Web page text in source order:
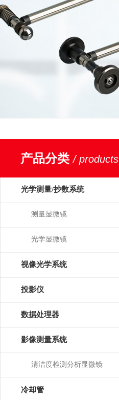
产品分类/ products
光学测量/抄数系统
测量显微镜
光学显微镜
视像光学系统
投影仪
数据处理器
影像测量系统
清洁度检测分析显微镜
冷却管